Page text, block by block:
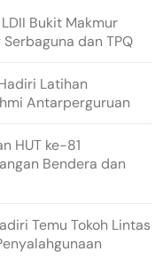
Bukit Makmur
dan TPQ
Latihan
Antarperguruan
HUT ke-81
Bendera dan
Temu Tokoh Lintas